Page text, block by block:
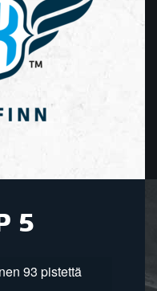
5
93 pistettä